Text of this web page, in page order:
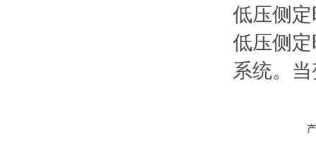
低压侧
低压侧
系统。